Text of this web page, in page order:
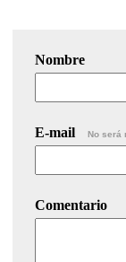
Nombre
E-mail No será
Comentario